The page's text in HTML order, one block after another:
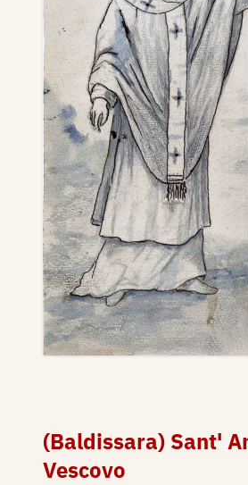
(Baldissara) Sant'
Vescovo